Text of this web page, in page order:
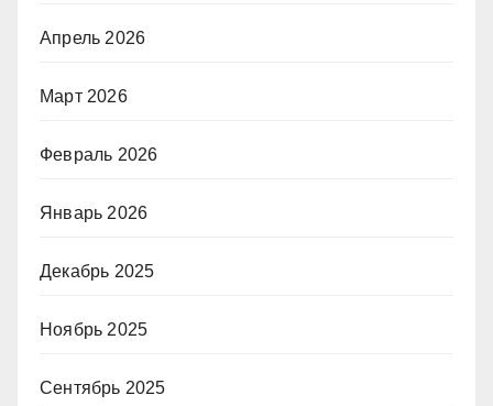
Апрель 2026
Март 2026
Февраль 2026
Январь 2026
Декабрь 2025
Ноябрь 2025
Сентябрь 2025